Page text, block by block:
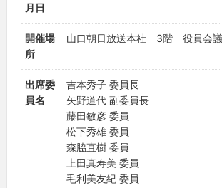
月日
開催場
所
山口朝日放送本社 3階 役員会
出席委
員名
吉本秀子 委員長
矢野道代 副委員長
藤田敏彦 委員
松下秀雄 委員
森脇直樹 委員
上田真寿美 委員
毛利美友紀 委員